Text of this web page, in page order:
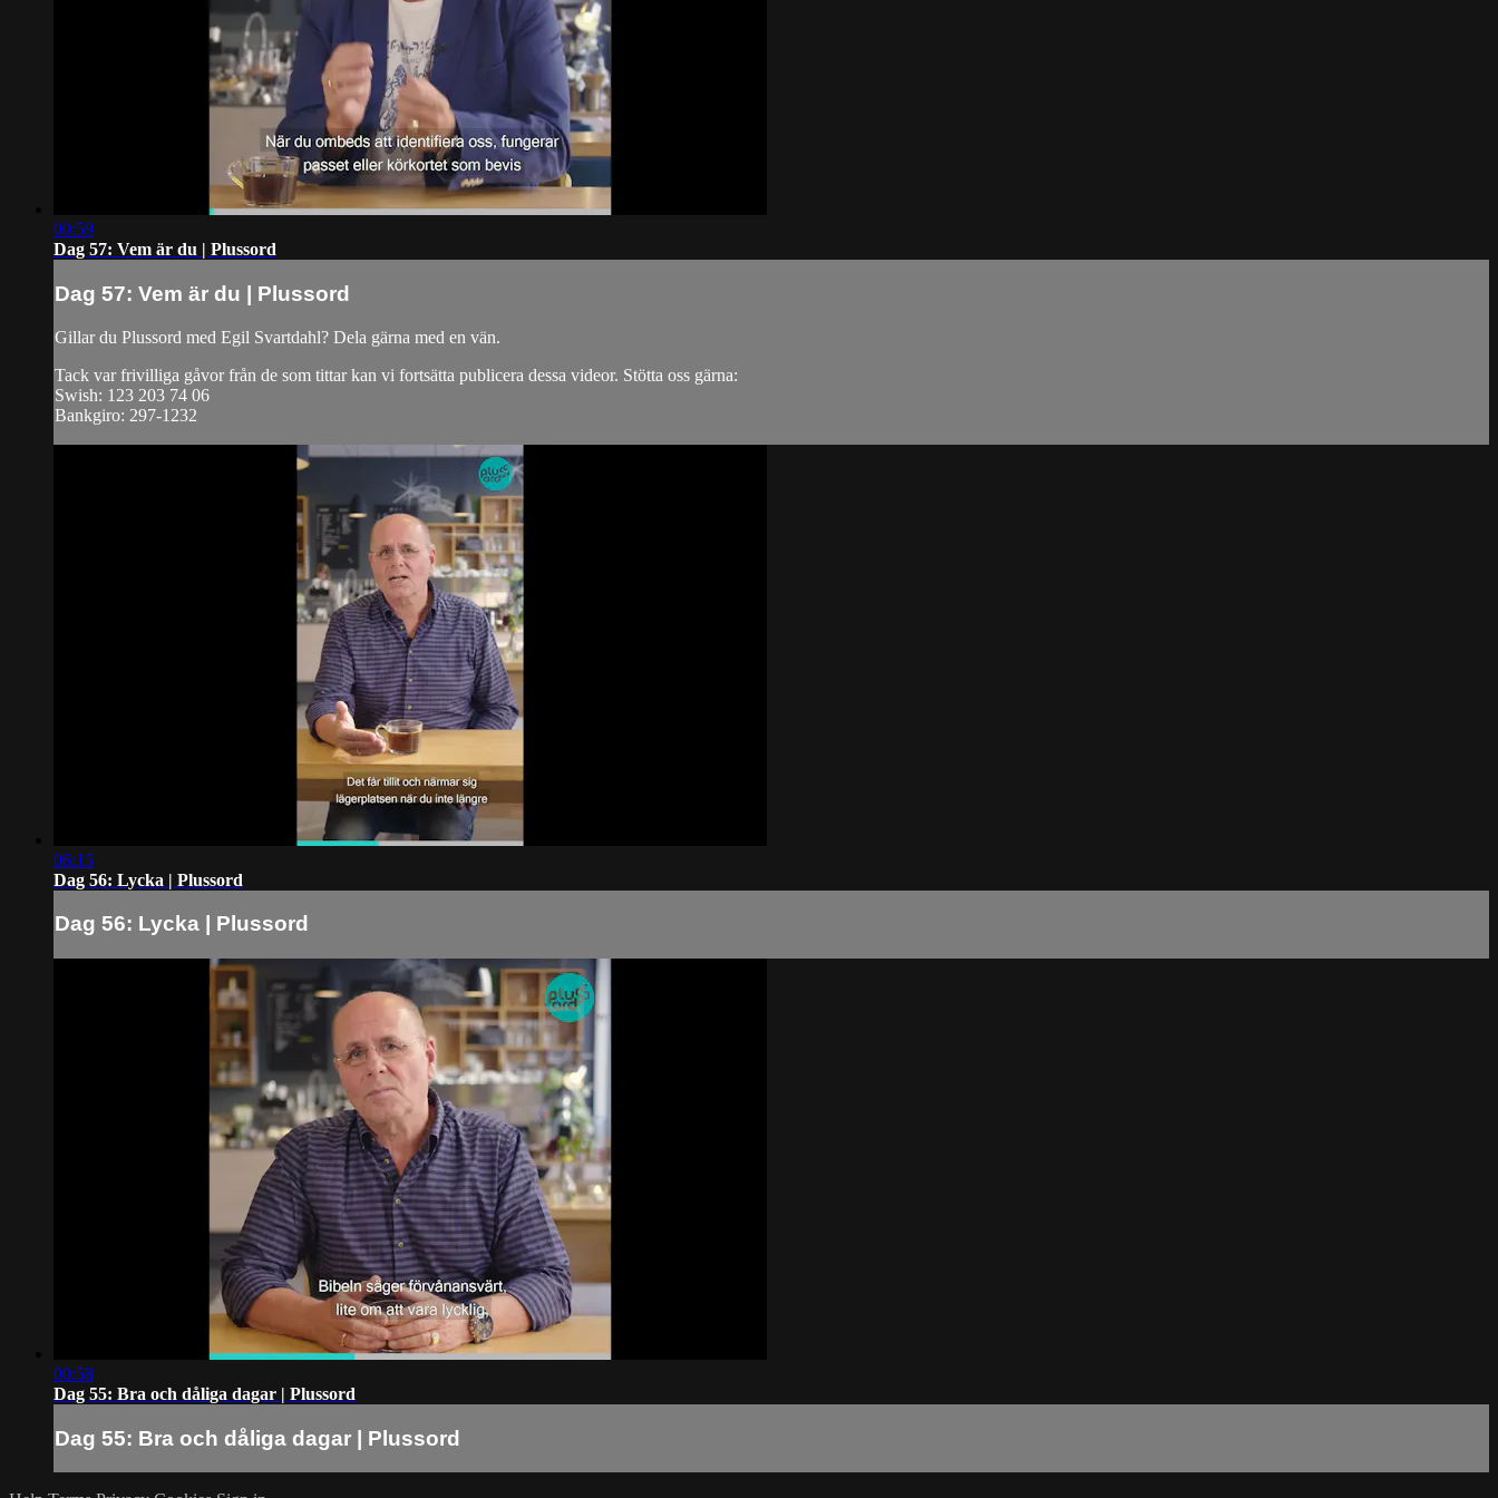
00:59
Dag 57: Vem är du | Plussord
Dag 57: Vem är du | Plussord
Gillar du Plussord med Egil Svartdahl? Dela gärna med en vän.
Tack var frivilliga gåvor från de som tittar kan vi fortsätta publicera dessa videor. Stötta oss gärna:
Swish: 123 203 74 06
Bankgiro: 297-1232
06:15
Dag 56: Lycka | Plussord
Dag 56: Lycka | Plussord
00:58
Dag 55: Bra och dåliga dagar | Plussord
Dag 55: Bra och dåliga dagar | Plussord